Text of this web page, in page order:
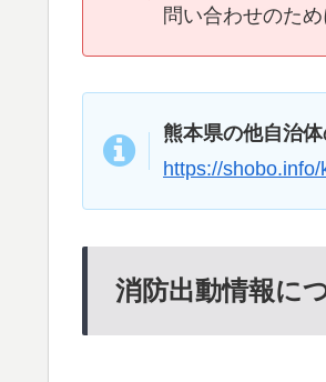
問い合わせのた
熊本県の他自治
https://
消防出動情報に